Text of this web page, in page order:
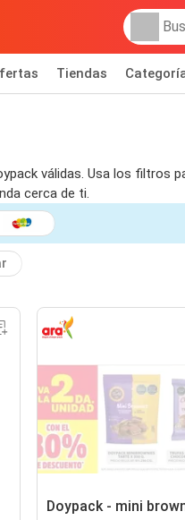
Tiendas
válidas. Usa los filtros
cerca de ti.
Doypack - mini